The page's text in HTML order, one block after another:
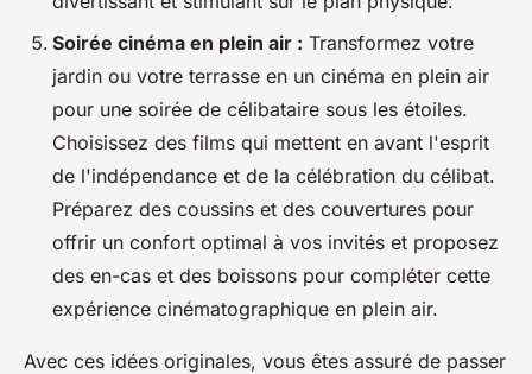
Soirée cinéma en plein air : Transformez votre
jardin ou votre terrasse en un cinéma en plein air
pour une soirée de célibataire sous les étoiles.
Choisissez des films qui mettent en avant l'esprit
de l'indépendance et de la célébration du célibat.
Préparez des coussins et des couvertures pour
offrir un confort optimal à vos invités et proposez
des en-cas et des boissons pour compléter cette
expérience cinématographique en plein air.
Avec ces idées originales, vous êtes assuré de passer